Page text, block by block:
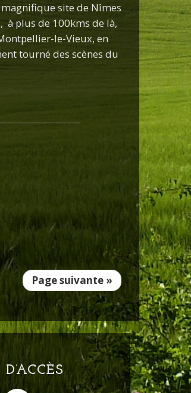
site de Nîmes
à plus de 100kms de là,
le-Vieux, en
tourné des scènes du
Page suivante »